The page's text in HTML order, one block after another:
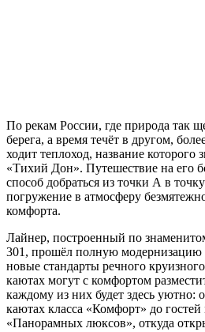
По рекам России, где природа так
берега, а время течёт в другом,
ходит теплоход, название
«Тихий Дон». Путешествие на его
способ добраться из точки А в
погружение в атмосферу
комфорта.
Лайнер, построенный по
301, прошёл полную модернизацию
новые стандарты речного
каютах могут с комфортом
каждому из них будет здесь уютно:
каютах класса «Комфорт» до
«Панорамных люксов», откуда